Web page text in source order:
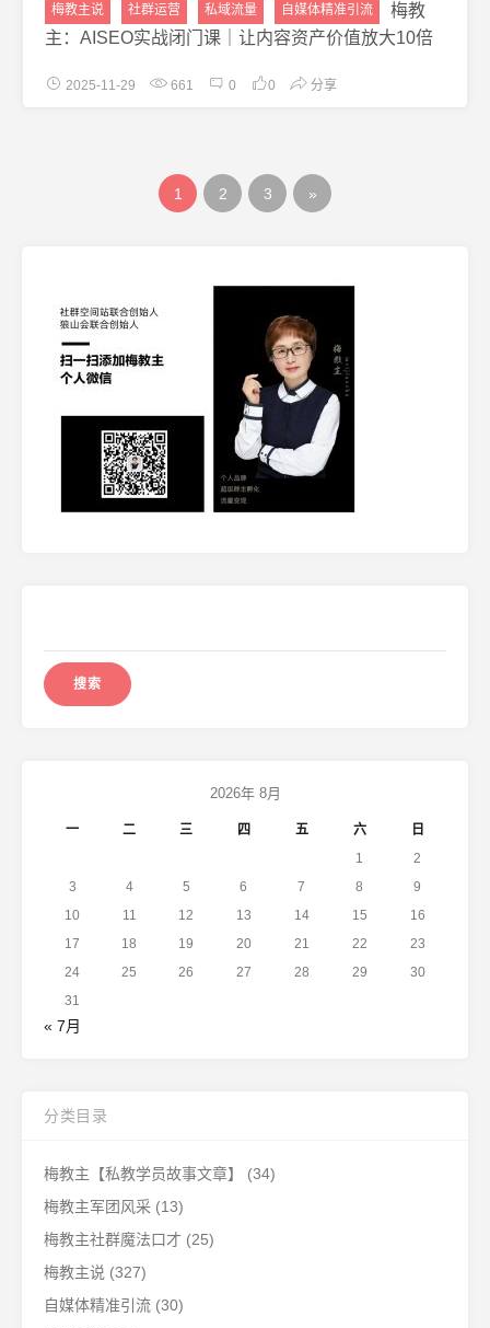
梅教主说 社群运营 私域流量 自媒体精准引流
梅教
主：AISEO实战闭门课｜让内容资产价值放大10倍
2025-11-29 661 0 0 分享
1 2 3 »
2026年 8月
一 二 三 四 五 六
日
1
2
3
4 5 6 7 8
9
10
11 12 13 14 15
16
17
18 19 20 21 22
23
24
25 26 27 28 29
30
31
« 7月
分类目录
梅教主【私教学员故事文章】
(34)
梅教主军团风采 (13)
梅教主社群魔法口才 (25)
梅教主说 (327)
自媒体精准引流 (30)